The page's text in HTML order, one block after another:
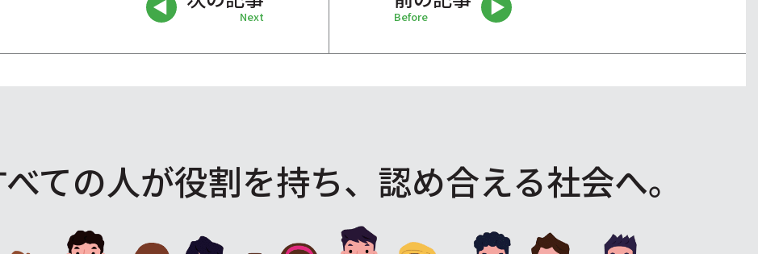
Next Before
べての人が役割を持ち、認め合える社会へ。